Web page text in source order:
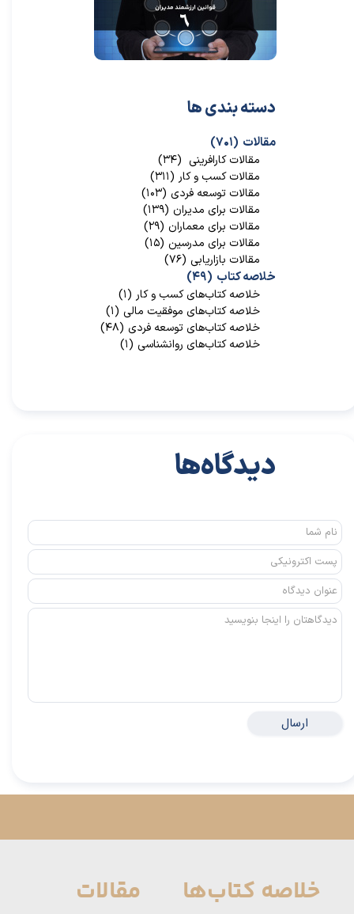
مقالات (۷۰۱)
مقالات کارافرینی (۳۴)
مقالات کسب و کار (۳۱۱)
مقالات توسعه فردی (۱۰۳)
مقالات برای مدیران (۱۳۹)
مقالات برای معماران (۲۹)
مقالات برای مدرسین (۱۵)
مقالات بازاریابی (۷۶)
خلاصه کتاب (۴۹)
خلاصه کتاب‌‌های کسب و کار (۱)
خلاصه کتاب‌‌های موفقیت مالی (۱)
خلاصه کتاب‌های توسعه فردی (۴۸)
خلاصه کتاب‌های روانشناسی (۱)
دسته بندی ها
ارسال
دیدگاه‌ها
خلاصه کتاب‌ها مقالات